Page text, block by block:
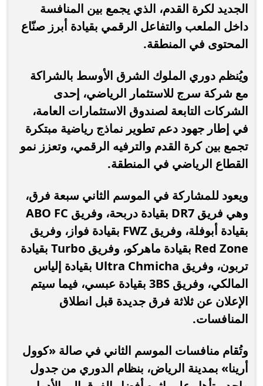
الجديد لكرة القدم، الذي يجمع بين المنافسة
داخل الملعب والتفاعل الرقمي بقيادة أبرز صنّاع
المحتوى في المنطقة.
ويُنظم دوري الملوك الشرق الأوسط بالشراكة
مع شركة سرج للاستثمار الرياضي، إحدى
الشركات التابعة لصندوق الاستثمارات العامة،
في إطار جهود دعم تطوير نماذج رياضية مبتكرة
تجمع بين كرة القدم والترفيه الرقمي، وتعزز نمو
القطاع الرياضي في المنطقة.
ويعود للمشاركة في الموسم الثاني سبعة فرق،
وهي فريق DR7 بقيادة دربحة، وفريق ABO FC
بقيادة أبوفلة، وفريق FWZ بقيادة فواز، وفريق
Red Zone بقيادة ماهركو، وفريق Turbo بقيادة
تربون، وفريق Ultra Chmicha بقيادة إلياس
المالكي، وفريق 3BS بقيادة عبسي، فيما سيتم
الإعلان عن ثلاثة فرق جديدة قبل انطلاق
المنافسات.
وتُقام منافسات الموسم الثاني في صالة «كوول
أرينا» بمدينة الرياض، بنظام الدوري من جدول